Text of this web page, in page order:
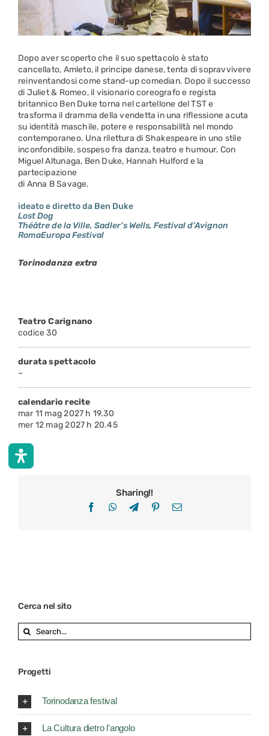
Dopo aver scoperto che il suo spettacolo è stato
cancellato, Amleto, il principe danese, tenta di sopravvivere
reinventandosi come stand-up comedian. Dopo il successo
di Juliet & Romeo, il visionario coreografo e regista
britannico Ben Duke torna nel cartellone del TST e
trasforma il dramma della vendetta in una riflessione acuta
su identità maschile, potere e responsabilità nel mondo
contemporaneo. Una rilettura di Shakespeare in uno stile
inconfondibile, sospeso fra danza, teatro e humour. Con
Miguel Altunaga, Ben Duke, Hannah Hulford e la
partecipazione
di Anna B Savage.
ideato e diretto da Ben Duke
Lost Dog
Théâtre de la Ville, Sadler’s Wells, Festival d’Avignon
RomaEuropa Festival
Torinodanza extra
Teatro Carignano
codice 30
durata spettacolo
–
calendario recite
mar 11 mag 2027 h 19.30
mer 12 mag 2027 h 20.45
Sharing!!
FacebookWhatsApp
TelegramPinterestEmail
Cerca nel sito
Search
for:
Progetti
Torinodanza festival
La Cultura dietro l'angolo